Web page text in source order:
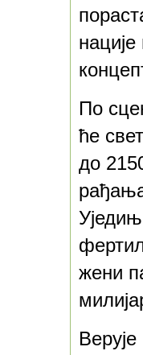
По
ће
до
жени